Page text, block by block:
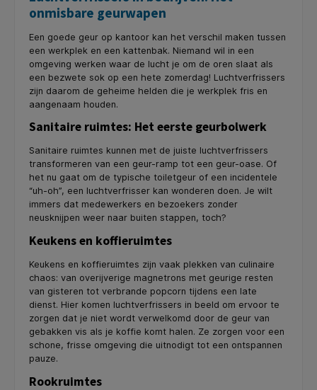
onmisbare geurwapen
Een goede geur op kantoor kan het verschil maken tussen
een werkplek en een kattenbak. Niemand wil in een
omgeving werken waar de lucht je om de oren slaat als
een bezwete sok op een hete zomerdag! Luchtverfrissers
zijn daarom de geheime helden die je werkplek fris en
aangenaam houden.
Sanitaire ruimtes: Het eerste geurbolwerk
Sanitaire ruimtes kunnen met de juiste luchtverfrissers
transformeren van een geur-ramp tot een geur-oase. Of
het nu gaat om de typische toiletgeur of een incidentele
“uh-oh”, een luchtverfrisser kan wonderen doen. Je wilt
immers dat medewerkers en bezoekers zonder
neusknijpen weer naar buiten stappen, toch?
Keukens en koffieruimtes
Keukens en koffieruimtes zijn vaak plekken van culinaire
chaos: van overijverige magnetrons met geurige resten
van gisteren tot verbrande popcorn tijdens een late
dienst. Hier komen luchtverfrissers in beeld om ervoor te
zorgen dat je niet wordt verwelkomd door de geur van
gebakken vis als je koffie komt halen. Ze zorgen voor een
schone, frisse omgeving die uitnodigt tot een ontspannen
pauze.
Rookruimtes